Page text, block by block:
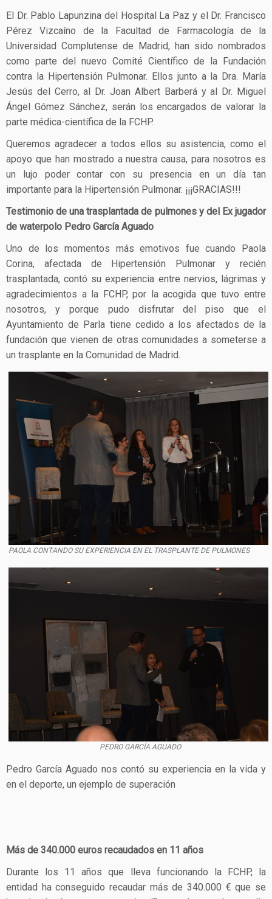
El Dr. Pablo Lapunzina del Hospital La Paz y el Dr. Francisco
Pérez Vizcaíno de la Facultad de Farmacología de la
Universidad Complutense de Madrid, han sido nombrados
como parte del nuevo Comité Científico de la Fundación
contra la Hipertensión Pulmonar. Ellos junto a la Dra. María
Jesús del Cerro, al Dr. Joan Albert Barberá y al Dr. Miguel
Ángel Gómez Sánchez, serán los encargados de valorar la
parte médica-científica de la FCHP.
Queremos agradecer a todos ellos su asistencia, como el
apoyo que han mostrado a nuestra causa, para nosotros es
un lujo poder contar con su presencia en un día tan
importante para la Hipertensión Pulmonar. ¡¡¡GRACIAS!!!
Testimonio de una trasplantada de pulmones y del Ex jugador
de waterpolo Pedro García Aguado
Uno de los momentos más emotivos fue cuando Paola
Corina, afectada de Hipertensión Pulmonar y recién
trasplantada, contó su experiencia entre nervios, lágrimas y
agradecimientos a la FCHP, por la acogida que tuvo entre
nosotros, y porque pudo disfrutar del piso que el
Ayuntamiento de Parla tiene cedido a los afectados de la
fundación que vienen de otras comunidades a someterse a
un trasplante en la Comunidad de Madrid.
PAOLA CONTANDO SU EXPERIENCIA EN EL TRASPLANTE DE PULMONES
PEDRO GARCÍA AGUADO
Pedro García Aguado nos contó su experiencia en la vida y
en el deporte, un ejemplo de superación
Más de 340.000 euros recaudados en 11 años
Durante los 11 años que lleva funcionando la FCHP, la
entidad ha conseguido recaudar más de 340.000 € que se